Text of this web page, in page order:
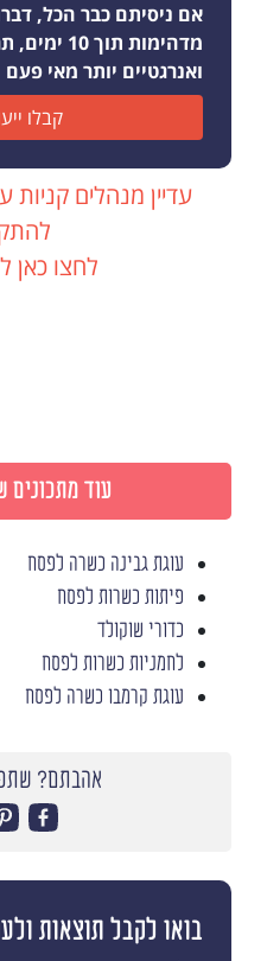
אם ניסיתם כבר הכל,
מדהימות
ואנרגטיים יותר מאי פעם
קבלו
עדיין מנהלים
לחצו כאן
עוד מתכונים
עוגת גבינה כשרה לפסח
פיתות כשרות לפסח
כדורי שוקולד
לחמניות כשרות לפסח
עוגת קרמבו כשרה לפסח
אהבתם?
בואו לקבל תוצאות